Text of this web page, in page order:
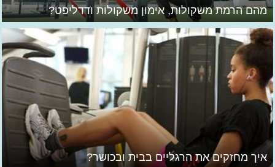
מהם הרמת משקולות, אימון משקולות ודדליפט?
איך מחזקים את הרגליים בבית ובכושר?